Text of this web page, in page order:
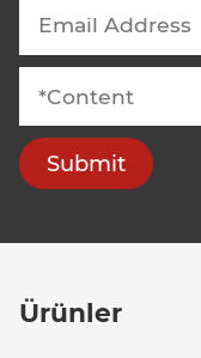
Submit
Ürünler